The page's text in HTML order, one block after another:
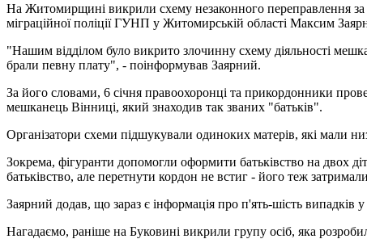
На Житомирщині викрили схему незаконного переправлення за
міграційної поліції ГУНП у Житомирській області Максим
"Нашим відділом було викрито злочинну схему діяльності
брали певну плату", - поінформував Заярний.
За його словами, 6 січня правоохоронці та прикордонники
мешканець Вінниці, який знаходив так званих "батьків".
Організатори схеми підшукували одиноких матерів, які мали
Зокрема, фігуранти допомогли оформити батьківство на двох
батьківство, але перетнути кордон не встиг - його теж
Заярний додав, що зараз є інформація про п'ять-шість випадків
Нагадаємо, раніше на Буковині викрили групу осіб, яка